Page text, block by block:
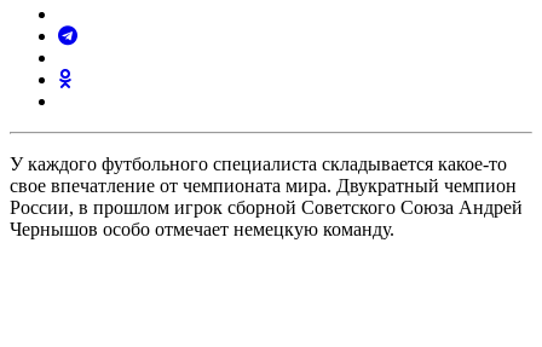
У каждого футбольного специалиста складывается какое-то
свое впечатление от чемпионата мира. Двукратный чемпион
России, в прошлом игрок сборной Советского Союза Андрей
Чернышов особо отмечает немецкую команду.